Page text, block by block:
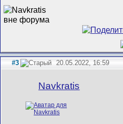
#3 20.05.2022, 16:59
Navkratis